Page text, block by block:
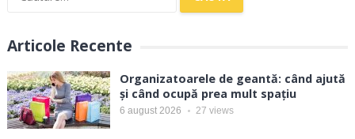
Articole Recente
Organizatoarele de geantă: când ajută
și când ocupă prea mult spațiu
6 august 2026 27 views